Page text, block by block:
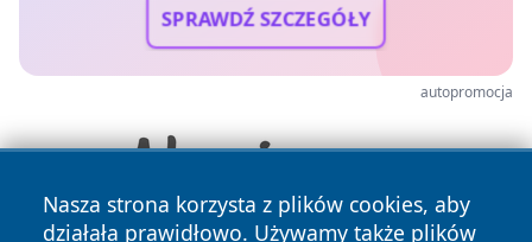
SPRAWDŹ SZCZEGÓŁY
autopromocja
Nasza strona korzysta z plików cookies, aby
działała prawidłowo. Używamy także plików